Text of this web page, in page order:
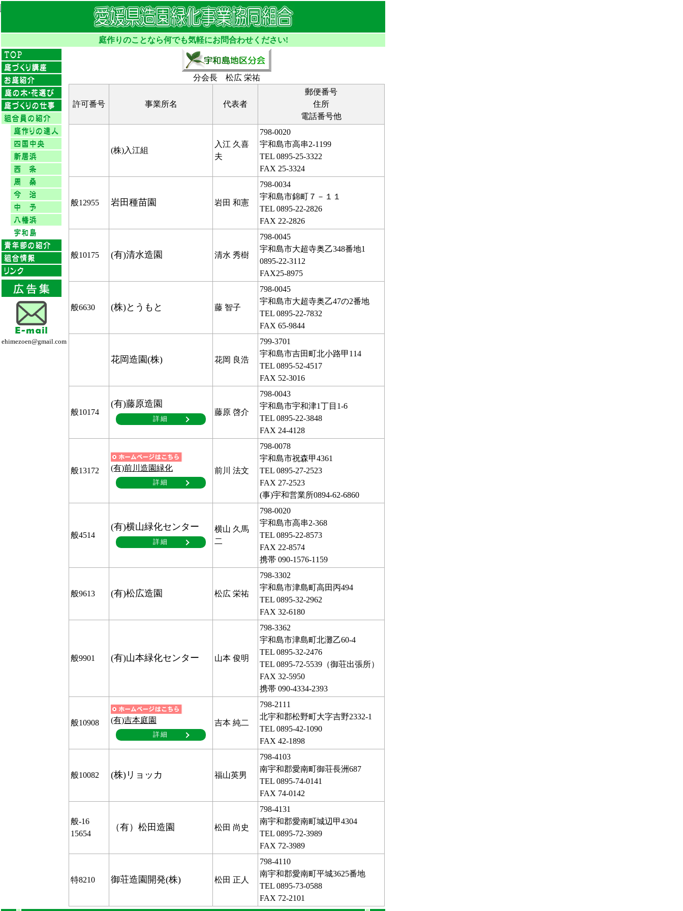
庭作りのことなら何でも気軽にお問合わせください!
ehimezoen@gmail.com
分会長 松広 栄祐
許可番号 事業所名 代表者
郵便番号
住所
電話番号他
(株)入江組
入江 久喜
夫
798-0020
宇和島市高串2-1199
TEL 0895-25-3322
FAX 25-3324
般12955 岩田種苗園 岩田 和憲
798-0034
宇和島市錦町７－１１
TEL 0895-22-2826
FAX 22-2826
般10175 (有)清水造園 清水 秀樹
798-0045
宇和島市大超寺奥乙348番地1
0895-22-3112
FAX25-8975
般6630 (株)とうもと 藤 智子
798-0045
宇和島市大超寺奥乙47の2番地
TEL 0895-22-7832
FAX 65-9844
花岡造園(株) 花岡 良浩
799-3701
宇和島市吉田町北小路甲114
TEL 0895-52-4517
FAX 52-3016
般10174
(有)藤原造園
詳細
藤原 啓介
798-0043
宇和島市宇和津1丁目1-6
TEL 0895-22-3848
FAX 24-4128
般13172 (有)前川造園緑化
詳細
前川 法文
798-0078
宇和島市祝森甲4361
TEL 0895-27-2523
FAX 27-2523
(事)宇和営業所0894-62-6860
般4514
(有)横山緑化センター
詳細
横山 久馬
二
798-0020
宇和島市高串2-368
TEL 0895-22-8573
FAX 22-8574
携帯 090-1576-1159
般9613 (有)松広造園 松広 栄祐
798-3302
宇和島市津島町高田丙494
TEL 0895-32-2962
FAX 32-6180
般9901 (有)山本緑化センター 山本 俊明
798-3362
宇和島市津島町北灘乙60-4
TEL 0895-32-2476
TEL 0895-72-5539（御荘出張所）
FAX 32-5950
携帯 090-4334-2393
般10908 (有)吉本庭園
詳細
吉本 純二
798-2111
北宇和郡松野町大字吉野2332-1
TEL 0895-42-1090
FAX 42-1898
般10082 (株)リョッカ 福山英男
798-4103
南宇和郡愛南町御荘長洲687
TEL 0895-74-0141
FAX 74-0142
般-16
15654
（有）松田造園 松田 尚史
798-4131
南宇和郡愛南町城辺甲4304
TEL 0895-72-3989
FAX 72-3989
特8210 御荘造園開発(株) 松田 正人
798-4110
南宇和郡愛南町平城3625番地
TEL 0895-73-0588
FAX 72-2101